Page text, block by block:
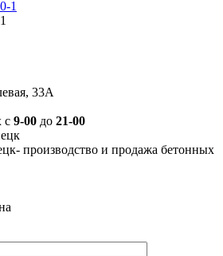
33А
с 9-00 до 21-00
производство и продажа бетонных